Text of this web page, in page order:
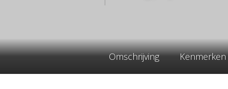
Omschrijving Kenmerken